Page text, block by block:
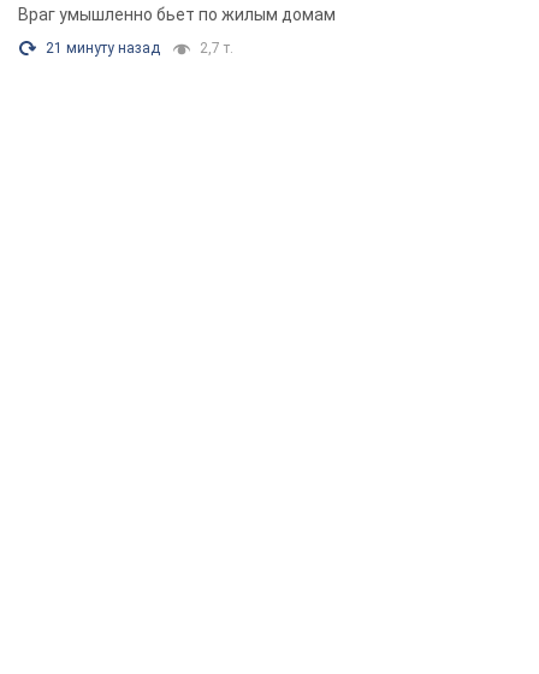
Враг умышленно бьет по жилым домам
21 минуту назад 2,7 т.